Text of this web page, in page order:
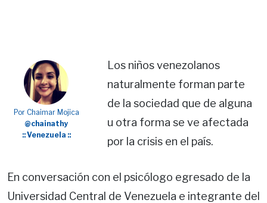
Por Chaimar Mojica
@chainathy
:: Venezuela ::
Los niños venezolanos
naturalmente forman parte
de la sociedad que de alguna
u otra forma se ve afectada
por la crisis en el país.
En conversación con el psicólogo egresado de la
Universidad Central de Venezuela e integrante del